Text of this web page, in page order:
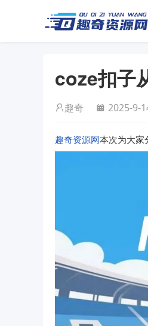
coze扣子
趣奇 2025-9-
趣奇资源网本次为大家